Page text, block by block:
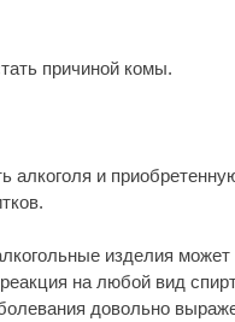
причиной комы.
и
изделия может
на любой вид
довольно